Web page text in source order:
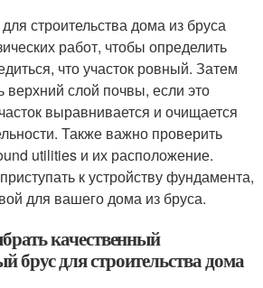
строительства дома из бруса
работ, чтобы определить
что участок ровный. Затем
верхний слой почвы, если это
выравнивается и очищается
Также важно проверить
utilities и их расположение.
к устройству фундамента,
для вашего дома из бруса.
качественный
брус для строительства дома